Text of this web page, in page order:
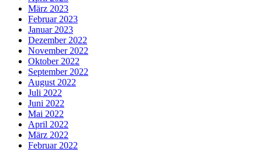
März 2023
Februar 2023
Januar 2023
Dezember 2022
November 2022
Oktober 2022
September 2022
August 2022
Juli 2022
Juni 2022
Mai 2022
April 2022
März 2022
Februar 2022